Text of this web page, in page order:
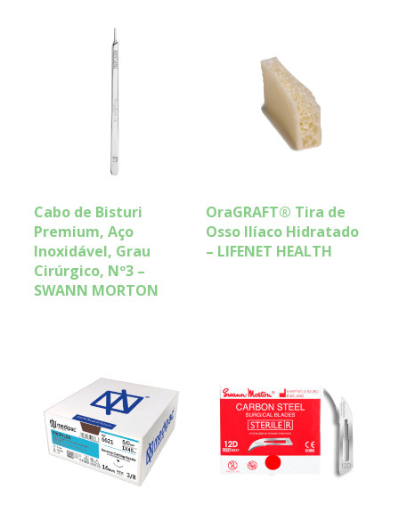
Cabo de Bisturi
Premium, Aço
Inoxidável, Grau
Cirúrgico, Nº3 –
SWANN MORTON
OraGRAFT® Tira de
Osso Ilíaco Hidratado
– LIFENET HEALTH